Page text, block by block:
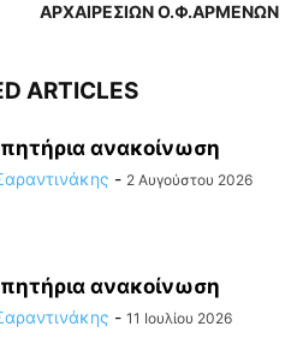
ΑΡΧΑΙΡΕΣΙΩΝ Ο.Φ.ΑΡΜΕΝΩΝ
ARTICLES
ανακοίνωση
- 2 Αυγούστου 2026
ανακοίνωση
- 11 Ιουλίου 2026